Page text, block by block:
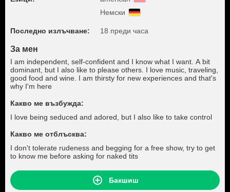
Немски
Последно излъчване: 18 преди часа
За мен
I am independent, self-confident and I know what I want. A bit
dominant, but I also like to please others. I love music, traveling,
good food and wine. I am thirsty for new experiences and that's
why I'm here
Какво ме възбужда:
I love being seduced and adored, but I also like to take control
Какво ме отблъсква:
I don't tolerate rudeness and begging for a free show, try to get
to know me before asking for naked tits
Бакшиш